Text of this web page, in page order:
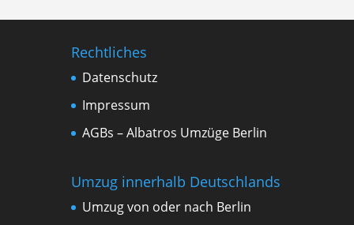
Rechtliches
Datenschutz
Impressum
AGBs – Albatros Umzüge Berlin
Umzug innerhalb Deutschlands
Umzug von oder nach Berlin